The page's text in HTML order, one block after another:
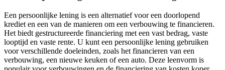
Een persoonlijke lening is een alternatief voor een doorlopend
krediet en een van de manieren om een verbouwing te financieren.
Het biedt gestructureerde financiering met een vast bedrag, vaste
looptijd en vaste rente. U kunt een persoonlijke lening gebruiken
voor verschillende doeleinden, zoals het financieren van een
verbouwing, een nieuwe keuken of een auto. Deze leenvorm is